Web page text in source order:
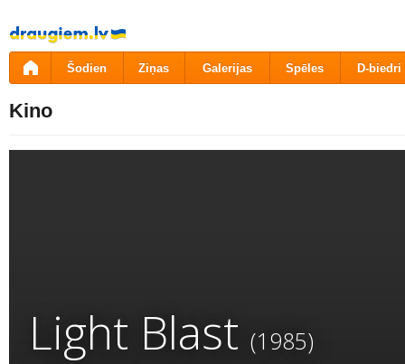
Pāriet
uz
saturu
Šodien Ziņas Galerijas Spēles D-biedri
Kino
Light Blast (1985)